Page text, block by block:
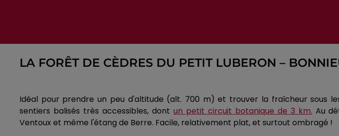
LA FORÊT DE CÈDRES DU PETIT LUBERON –
Idéal pour prendre un peu d'altitude (alt. 700 m) et trouver la fraîcheur sous
sentiers balisés très accessibles, dont un petit circuit botanique de 3 km. Au
Ventoux et même l'étang de Berre. Facile, relativement plat, et surtout ombragé !